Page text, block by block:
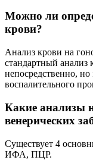
Можно ли
крови?
Анализ крови на
стандартный анализ
непосредственно,
воспалительного
Какие анализы
венерических
Существует 4
ИФА, ПЦР.